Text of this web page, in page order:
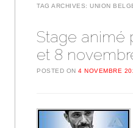
TAG ARCHIVES:UNION
Stage animé
et 8
POSTED ON4 NOVEMBRE